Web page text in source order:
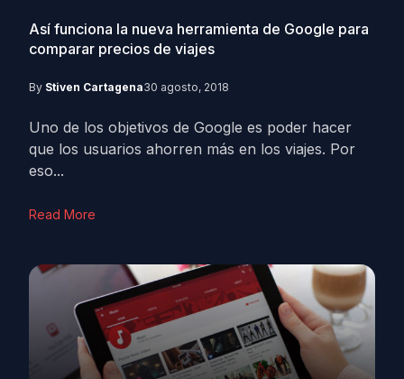
Así funciona la nueva herramienta de Google para
comparar precios de viajes
By Stiven Cartagena30 agosto, 2018
Uno de los objetivos de Google es poder hacer
que los usuarios ahorren más en los viajes. Por
eso...
Read More